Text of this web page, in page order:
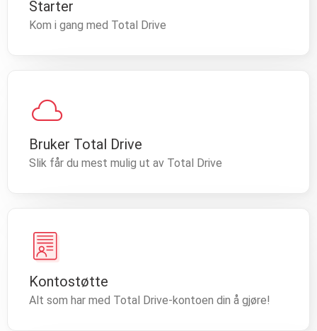
Starter
Kom i gang med Total Drive
cloud
Bruker Total Drive
Slik får du mest mulig ut av Total Drive
Kontostøtte
Alt som har med Total Drive-kontoen din å gjøre!